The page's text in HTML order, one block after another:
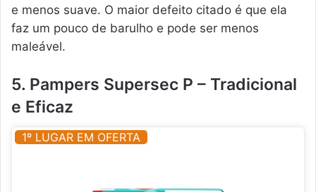
e menos suave. O maior defeito citado é que ela
faz um pouco de barulho e pode ser menos
maleável.
5. Pampers Supersec P – Tradicional
e Eficaz
1º LUGAR EM OFERTA